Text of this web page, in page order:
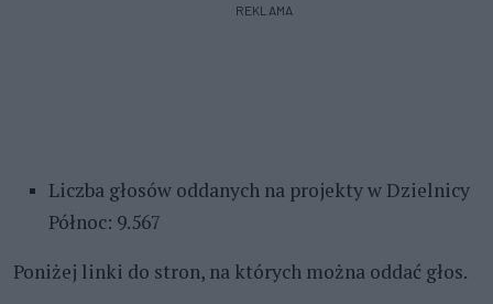
REKLAMA
Liczba głosów oddanych na projekty w Dzielnicy
Północ: 9.567
Poniżej linki do stron, na których można oddać głos.